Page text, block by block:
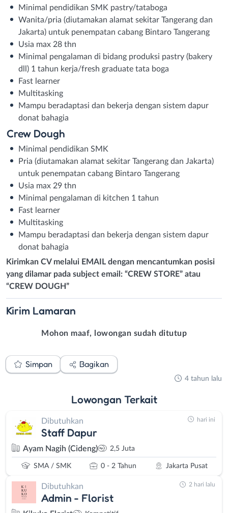
Minimal pendidikan SMK pastry/tataboga
Wanita/pria (diutamakan alamat sekitar Tangerang dan
Jakarta) untuk penempatan cabang Bintaro Tangerang
Usia max 28 thn
Minimal pengalaman di bidang produksi pastry (bakery
dll) 1 tahun kerja/fresh graduate tata boga
Fast learner
Multitasking
Mampu beradaptasi dan bekerja dengan sistem dapur
donat bahagia
Crew Dough
Minimal pendidikan SMK
Pria (diutamakan alamat sekitar Tangerang dan Jakarta)
untuk penempatan cabang Bintaro Tangerang
Usia max 29 thn
Minimal pengalaman di kitchen 1 tahun
Fast learner
Multitasking
Mampu beradaptasi dan bekerja dengan sistem dapur
donat bahagia
Kirimkan CV melalui EMAIL dengan mencantumkan posisi
yang dilamar pada subject email: “CREW STORE” atau
“CREW DOUGH”
Kirim Lamaran
Mohon maaf, lowongan sudah ditutup
Simpan Bagikan
4 tahun lalu
Lowongan Terkait
Dibutuhkan
Staff Dapur
Ayam Nagih (Cideng) 2,5 Juta
SMA / SMK 0 - 2 Tahun Jakarta Pusat
hari ini
Dibutuhkan
Admin - Florist
2 hari lalu